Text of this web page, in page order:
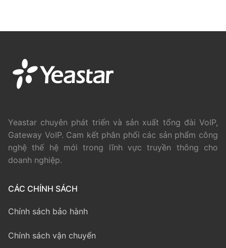
Yeastar chuyên phát triển và sản xuất tổng đài VoIP,
Gateway VoIP. Cam kết phân phối các sản phẩm công
nghệ thế hệ mới trong lĩnh vực truyền thông cho
doanh nghiệp.
CÁC CHÍNH SÁCH
Chính sách bảo hành
Chính sách vận chuyển